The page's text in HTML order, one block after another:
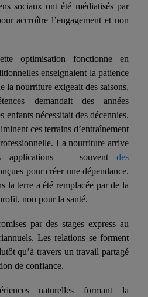
sociaux ont été médiatisés par
accroître l’engagementet non
optimisation fonctionne en
enseignaient la patience
la nourriture exigeait des saisons,
demandait des années
enfants nécessitait des décennies.
ces terrains d’entraînement
. La nourriture arrive
applications — souvent des
pour créer une dépendance.
la terre a été remplacée par de la
non pour la santé.
par des stages express au
Les relations se forment
qu’à travers un travail partagé
de confiance.
naturelles formant la